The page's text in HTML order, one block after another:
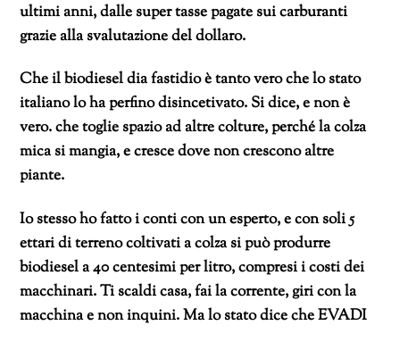
ultimi anni, dalle super tasse pagate sui carburanti
grazie alla svalutazione del dollaro.
Che il biodiesel dia fastidio è tanto vero che lo stato
italiano lo ha perfino disincetivato. Si dice, e non è
vero. che toglie spazio ad altre colture, perché la colza
mica si mangia, e cresce dove non crescono altre
piante.
Io stesso ho fatto i conti con un esperto, e con soli 5
ettari di terreno coltivati a colza si può produrre
biodiesel a 40 centesimi per litro, compresi i costi dei
macchinari. Ti scaldi casa, fai la corrente, giri con la
macchina e non inquini. Ma lo stato dice che EVADI